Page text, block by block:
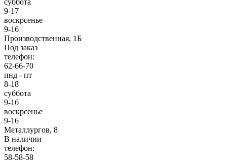
суббота
9-17
воскрсенье
9-16
Производственная, 1Б
Под заказ
телефон:
62-66-70
пнд - пт
8-18
суббота
9-16
воскрсенье
9-16
Металлургов, 8
В наличии
телефон:
58-58-58